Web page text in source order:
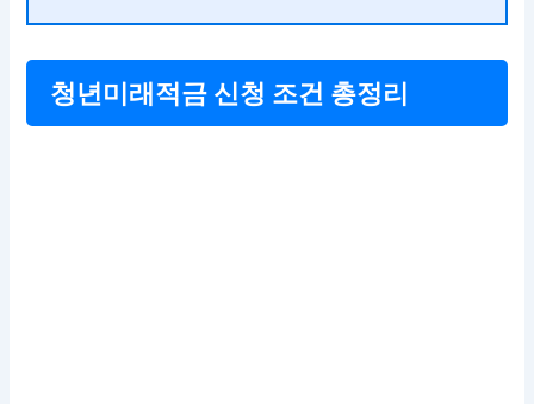
청년미래적금 신청 조건 총정리